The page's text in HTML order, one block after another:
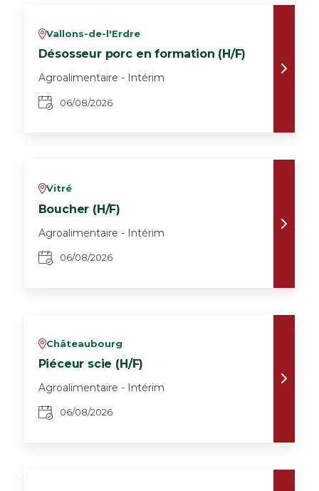
vVallons-de-l'Erdre
Désosseur porc en formation (H/F)
Agroalimentaire - Intérim
06/08/2026
vVitré
Boucher (H/F)
Agroalimentaire - Intérim
06/08/2026
vChâteaubourg
Piéceur scie (H/F)
Agroalimentaire - Intérim
06/08/2026